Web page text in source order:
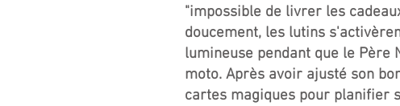
"impossible de livrer les
doucement, les lutins
lumineuse pendant que le
moto. Après avoir ajusté son
cartes magiques pour planifier